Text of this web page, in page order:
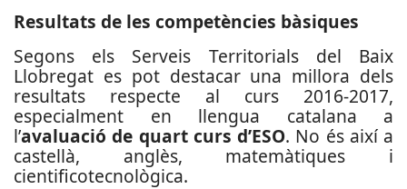
Resultats de les competències bàsiques
Segons els Serveis Territorials del Baix
Llobregat es pot destacar una millora dels
resultats respecte al curs 2016-2017,
especialment en llengua catalana a
l’avaluació de quart curs d’ESO. No és així a
castellà, anglès, matemàtiques i
cientificotecnològica.